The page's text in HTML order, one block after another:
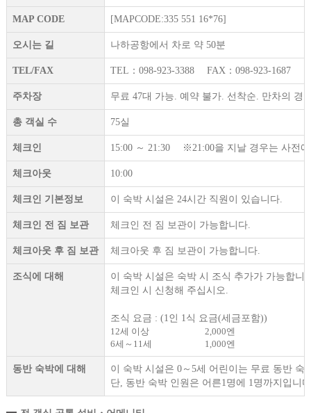
MAP CODE [MAPCODE:335 551 16*76]
오시는 길 나하공항에서 차로 약 50분
TEL/FAX TEL：098-923-3388 FAX：098-923-1687
주차장 무료 47대 가능. 예약 불가. 선착순. 만차의 경
총 객실 수 75실
체크인 15:00 ～ 21:30 ※21:00을 지날 경우는 사전
체크아웃 10:00
체크인 기본정보 이 숙박 시설은 24시간 직원이 있습니다.
체크인 전 짐 보관 체크인 전 짐 보관이 가능합니다.
체크아웃 후 짐 보관 체크아웃 후 짐 보관이 가능합니다.
조식에 대해
이 숙박 시설은 숙박 시 조식 추가가 가능합니
체크인 시 신청해 주십시오.
조식 요금 : (1인 1식 요금(세금포함))
12세 이상
2,000엔
6세～11세
1,000엔
동반 숙박에 대해
이 숙박 시설은 0～5세 어린이는 무료 동반 숙
단, 동반 숙박 인원은 어른1명에 1명까지입니